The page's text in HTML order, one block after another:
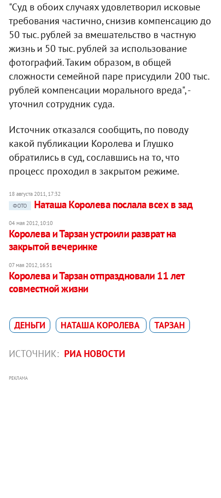
"Суд в обоих случаях удовлетворил исковые
требования частично, снизив компенсацию до
50 тыс. рублей за вмешательство в частную
жизнь и 50 тыс. рублей за использование
фотографий. Таким образом, в общей
сложности семейной паре присудили 200 тыс.
рублей компенсации морального вреда", -
уточнил сотрудник суда.
Источник отказался сообщить, по поводу
какой публикации Королева и Глушко
обратились в суд, сославшись на то, что
процесс проходил в закрытом режиме.
18 августа 2011, 17:32
ФОТО
Наташа Королева послала всех в зад
04 мая 2012, 10:10
Королева и Тарзан устроили разврат на
закрытой вечеринке
07 мая 2012, 16:51
Королева и Тарзан отпраздновали 11 лет
совместной жизни
ДЕНЬГИ НАТАША КОРОЛЕВА ТАРЗАН
ИСТОЧНИК: РИА НОВОСТИ
РЕКЛАМА